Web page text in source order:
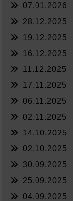
07.01.2026
28.12.2025
19.12.2025
16.12.2025
11.12.2025
17.11.2025
06.11.2025
02.11.2025
14.10.2025
02.10.2025
30.09.2025
25.09.2025
04.09.2025